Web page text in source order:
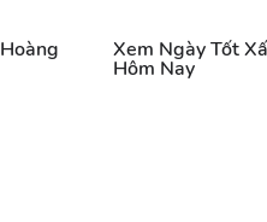
Xem Ngày Tốt
Hôm Nay